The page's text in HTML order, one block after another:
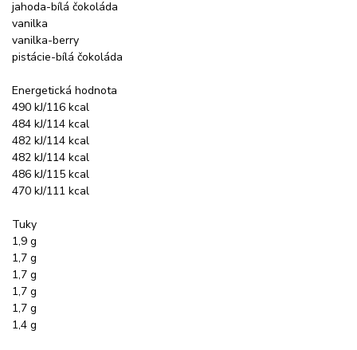
jahoda-bílá čokoláda
vanilka
vanilka-berry
pistácie-bílá čokoláda
Energetická hodnota
490 kJ/116 kcal
484 kJ/114 kcal
482 kJ/114 kcal
482 kJ/114 kcal
486 kJ/115 kcal
470 kJ/111 kcal
Tuky
1,9 g
1,7 g
1,7 g
1,7 g
1,7 g
1,4 g